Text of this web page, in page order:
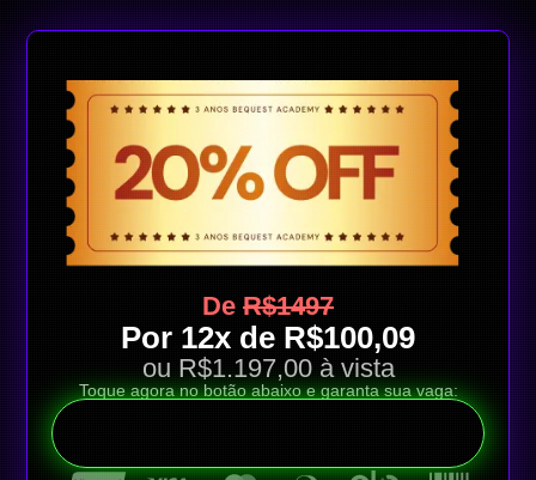
De R$1497
Por 12x de R$100,09
ou R$1.197,00 à vista
Toque agora no botão abaixo e garanta sua vaga: